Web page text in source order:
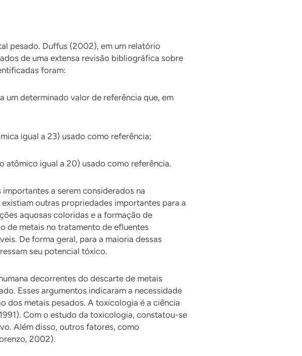
pesado. Duffus (2002), em um relatório
de uma extensa revisão bibliográfica sobre
foram:
um determinado valor de referência que, em
igual a 23) usado como referência;
atômico igual a 20) usado como referência.
a serem considerados na
outras propriedades importantes para a
aquosas coloridas e a formação de
de metais no tratamento de efluentes
De forma geral, para a maioria dessas
seu potencial tóxico.
decorrentes do descarte de metais
Esses argumentos indicaram a necessidade
dos metais pesados. A toxicologia é a ciência
Com o estudo da toxicologia, constatou-se
Além disso, outros fatores, como
2002).